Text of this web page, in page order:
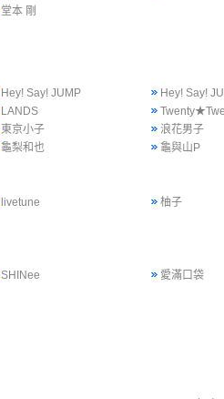
堂本 剛
Hey! Say! JUMP
Hey! Say!
LANDS
東京小子
浪花男子
龜梨和也
龜與山P
livetune 柚子
SHINee 愛滿口袋